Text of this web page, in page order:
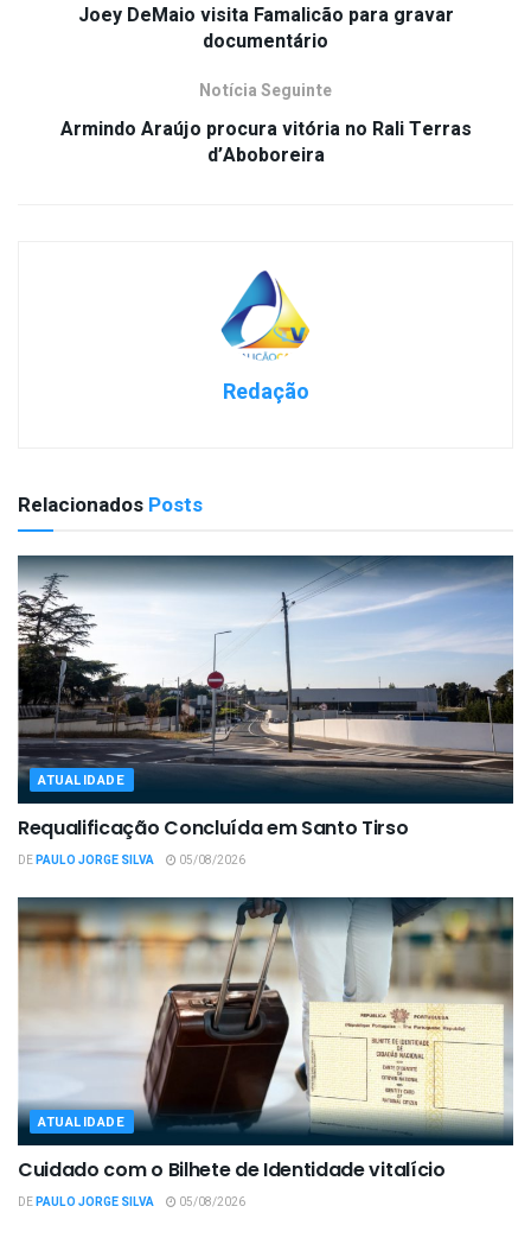
Joey DeMaio visita Famalicão para gravar
documentário
Notícia Seguinte
Armindo Araújo procura vitória no Rali Terras
d’Aboboreira
Redação
Relacionados Posts
ATUALIDADE
Requalificação Concluída em Santo Tirso
DEPAULO JORGE SILVA 05/08/2026
ATUALIDADE
Cuidado com o Bilhete de Identidade vitalício
DEPAULO JORGE SILVA 05/08/2026